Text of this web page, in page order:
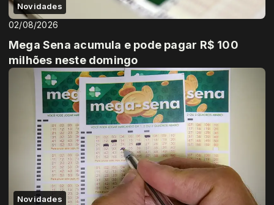
Novidades
02/08/2026
Mega Sena acumula e pode pagar R$ 100
milhões neste domingo
Novidades